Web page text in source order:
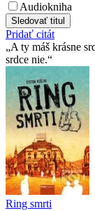
Audiokniha
Sledovať titul
Pridať citát
A ty máš krásne
srdce nie.
Ring smrti